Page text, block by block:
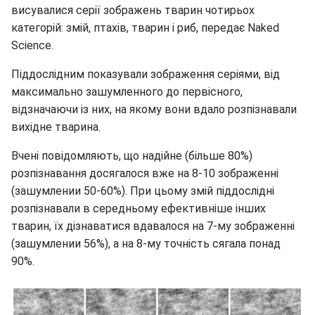
висувалися серії зображень тварин чотирьох
категорій: змій, птахів, тварин і риб, передає Naked
Science.
Піддослідним показували зображення серіями, від
максимально зашумленного до первісного,
відзначаючи із них, на якому вони вдало розпізнавали
вихідне тварина.
Вчені повідомляють, що надійне (більше 80%)
розпізнавання досягалося вже на 8-10 зображенні
(зашумлении 50-60%). При цьому змій піддослідні
розпізнавали в середньому ефективніше інших
тварин, їх дізнаватися вдавалося на 7-му зображенні
(зашумлении 56%), а на 8-му точність сягала понад
90%.